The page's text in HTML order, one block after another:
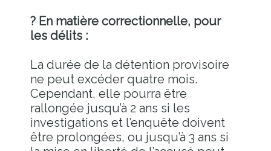
? En matière correctionnelle, pour
les délits :
La durée de la détention provisoire
ne peut excéder quatre mois.
Cependant, elle pourra être
rallongée jusqu’à 2 ans si les
investigations et l’enquête doivent
être prolongées, ou jusqu’à 3 ans si